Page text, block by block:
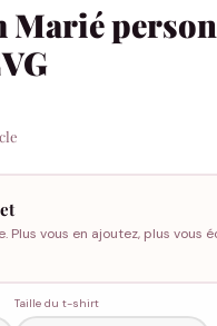
Marié
vous en ajoutez, plus vous
Taille du t-shirt